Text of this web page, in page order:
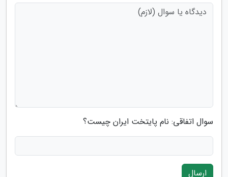
سوال اتفاقی: نام پایتخت ایران چیست؟
ارسال